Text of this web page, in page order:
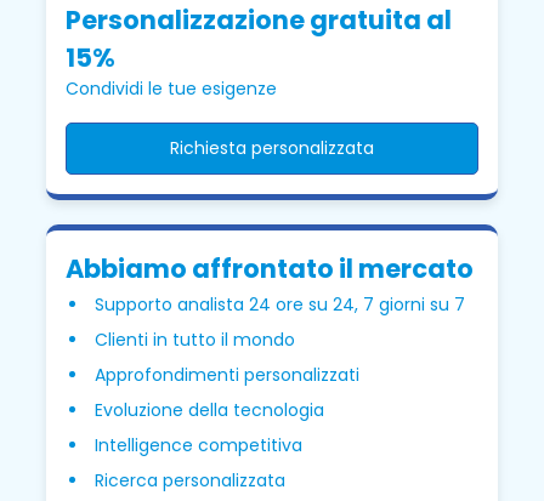
Personalizzazione gratuita al
15%
Condividi le tue esigenze
Richiesta personalizzata
Abbiamo affrontato il mercato
Supporto analista 24 ore su 24, 7 giorni su 7
Clienti in tutto il mondo
Approfondimenti personalizzati
Evoluzione della tecnologia
Intelligence competitiva
Ricerca personalizzata